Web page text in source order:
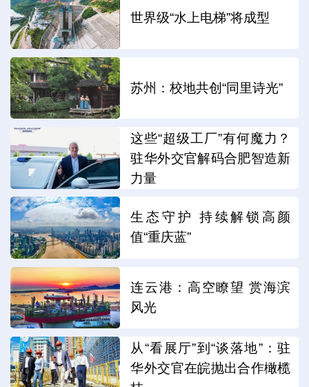
世界级“水上电梯”将成型
苏州：校地共创“同里诗光”
这些“超级工厂”有何魔力？
驻华外交官解码合肥智造新
力量
生态守护 持续解锁高颜
值“重庆蓝”
连云港：高空瞭望 赏海滨
风光
从“看展厅”到“谈落地”：驻
华外交官在皖抛出合作橄榄